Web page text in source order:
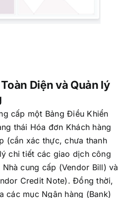
Diện và Quản lý
cấp một Bảng Điều Khiển
thái Hóa đơn Khách hàng
(cần xác thực, chưa thanh
chi tiết các giao dịch công
cung cấp (Vendor Bill) và
Credit Note). Đồng thời,
các mục Ngân hàng (Bank)